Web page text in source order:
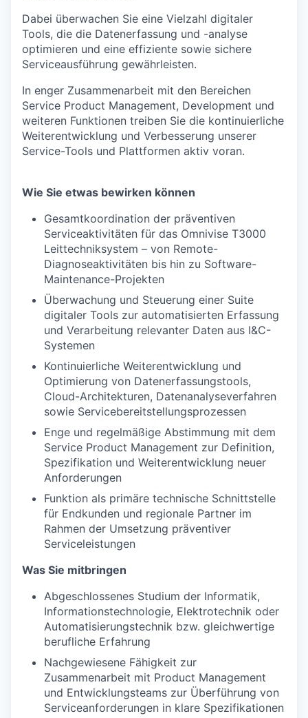
Dabei überwachen Sie eine Vielzahl digitaler
Tools, die die Datenerfassung und -analyse
optimieren und eine effiziente sowie sichere
Serviceausführung gewährleisten.
In enger Zusammenarbeit mit den Bereichen
Service Product Management, Development und
weiteren Funktionen treiben Sie die kontinuierliche
Weiterentwicklung und Verbesserung unserer
Service-Tools und Plattformen aktiv voran.
Wie Sie etwas bewirken können
Gesamtkoordination der präventiven
Serviceaktivitäten für das Omnivise T3000
Leittechniksystem – von Remote-
Diagnoseaktivitäten bis hin zu Software-
Maintenance-Projekten
Überwachung und Steuerung einer Suite
digitaler Tools zur automatisierten Erfassung
und Verarbeitung relevanter Daten aus I&C-
Systemen
Kontinuierliche Weiterentwicklung und
Optimierung von Datenerfassungstools,
Cloud-Architekturen, Datenanalyseverfahren
sowie Servicebereitstellungsprozessen
Enge und regelmäßige Abstimmung mit dem
Service Product Management zur Definition,
Spezifikation und Weiterentwicklung neuer
Anforderungen
Funktion als primäre technische Schnittstelle
für Endkunden und regionale Partner im
Rahmen der Umsetzung präventiver
Serviceleistungen
Was Sie mitbringen
Abgeschlossenes Studium der Informatik,
Informationstechnologie, Elektrotechnik oder
Automatisierungstechnik bzw. gleichwertige
berufliche Erfahrung
Nachgewiesene Fähigkeit zur
Zusammenarbeit mit Product Management
und Entwicklungsteams zur Überführung von
Serviceanforderungen in klare Spezifikationen